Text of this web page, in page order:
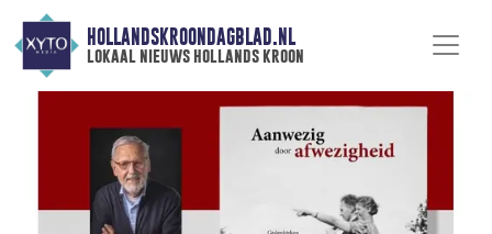
HOLLANDSKROONDAGBLAD.NL
lokaal nieuws hollands kroon